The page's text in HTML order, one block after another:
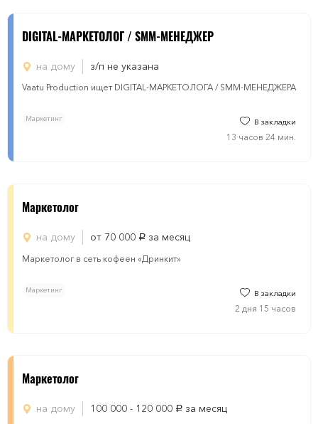
DIGITAL-МАРКЕТОЛОГ / SMM-МЕНЕДЖЕР
на дому з/п не указана
Vaatu Production ищет DIGITAL-МАРКЕТОЛОГА / SMM-МЕНЕДЖЕРА
Маркетинг В закладки
13 часов 24 мин.
Маркетолог
на дому от 70 000 руб. за месяц
Маркетолог в сеть кофеен «Дринкит»
Маркетинг В закладки
2 дня 15 часов
Маркетолог
на дому 100 000 - 120 000 руб. за месяц